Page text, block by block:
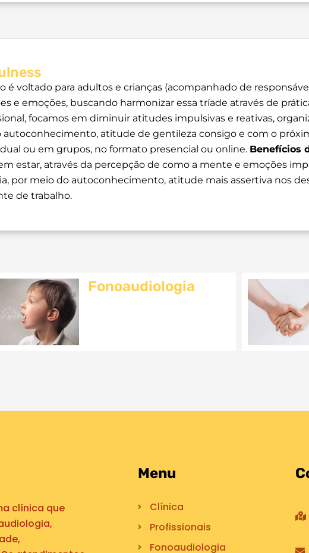
é voltado para adultos e crianças (acompanhado de
e emoções, buscando harmonizar essa tríade através de
focamos em diminuir atitudes impulsivas e reativas,
autoconhecimento, atitude de gentileza consigo e com o
ou em grupos, no formato presencial ou online. Benefícios
estar, através da percepção de como a mente e emoções
por meio do autoconhecimento, atitude mais assertiva nos
de trabalho.
Fonoaudiologia
clínica que
Menu
Clínica
Profissionais
Fonoaudiologia